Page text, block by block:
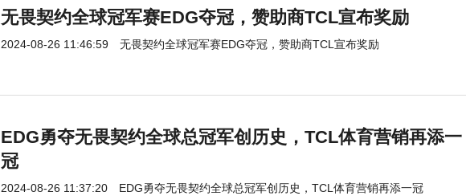
无畏契约全球冠军赛EDG夺冠，赞助商TCL宣布奖励
2024-08-26 11:46:59 无畏契约全球冠军赛EDG夺冠，赞助商TCL宣布奖励
EDG勇夺无畏契约全球总冠军创历史，TCL体育营销再添一
冠
2024-08-26 11:37:20 EDG勇夺无畏契约全球总冠军创历史，TCL体育营销再添一冠